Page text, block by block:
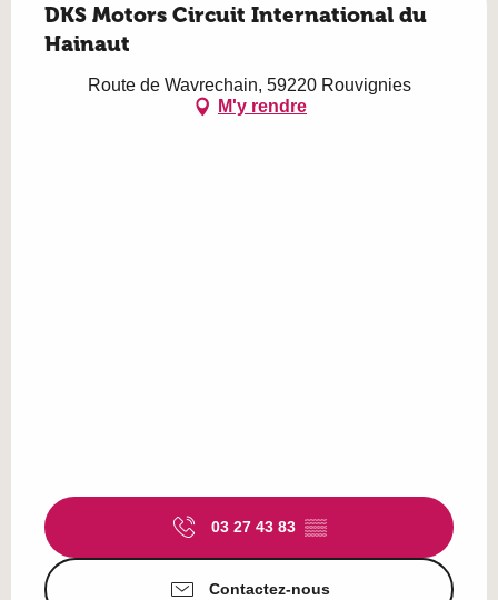
DKS Motors Circuit International du
Hainaut
Route de Wavrechain, 59220 Rouvignies
M'y rendre
03 27 43 83 ▒▒
Contactez-nous